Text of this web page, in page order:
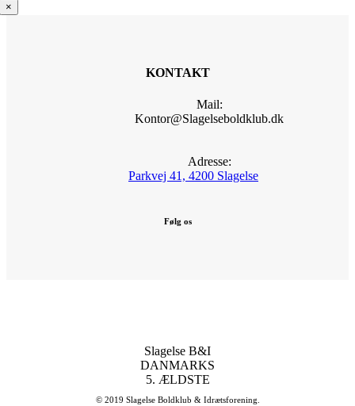
×
KONTAKT
Mail:
Kontor@Slagelseboldklub.dk
Adresse:
Parkvej 41, 4200 Slagelse
Følg os
Slagelse B&I
DANMARKS
5. ÆLDSTE
© 2019 Slagelse Boldklub & Idrætsforening.